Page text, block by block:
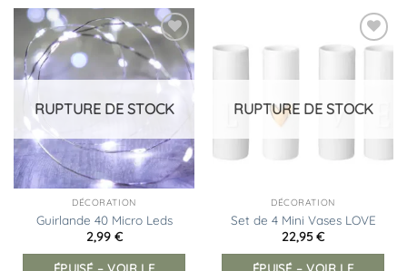
Ajouter
à la
liste
RUPTURE DE STOCK
DÉCORATION
Guirlande 40 Micro Leds
2,99 €
Ajouter
RUPTURE DE STOCK
DÉCORATION
Set de 4 Mini Vases LOVE
22,95€